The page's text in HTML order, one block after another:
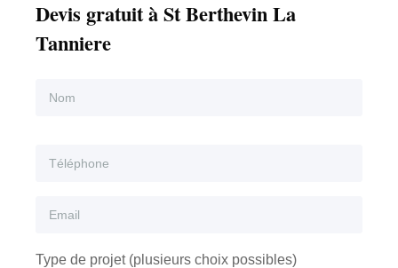
Devis gratuit à St Berthevin La
Tanniere
Type de projet (plusieurs choix possibles)